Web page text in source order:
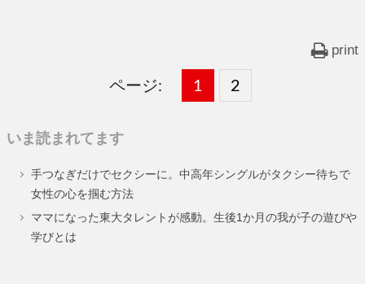
print
ページ:
固
ー
ジ
1 ,
固
ー
ジ
2
いま読まれてます
手つなぎだけでセクシーに。中高年シングルがタクシー待ちで
女性の心を掴む方法
ママになった東大タレントが感動。生後1か月の我が子の遊びや
学びとは